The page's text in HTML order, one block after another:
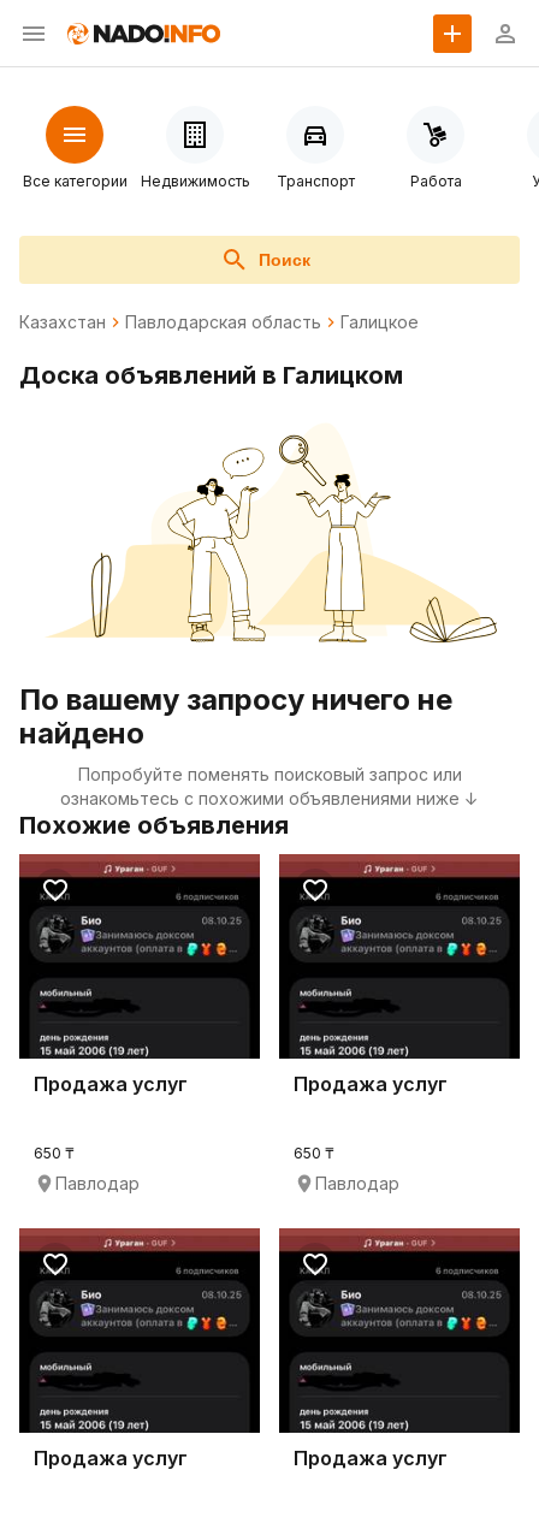
Все категории Недвижимость Транспорт Работа
Поиск
Казахстан Павлодарская область Галицкое
Доска объявлений в Галицком
По вашему запросу ничего не
найдено
Попробуйте поменять поисковый запрос или
ознакомьтесь с похожими объявлениями ниже ↓
Похожие объявления
Продажа услуг
650 ₸
Павлодар
Продажа услуг
650 ₸
Павлодар
Продажа услуг Продажа услуг